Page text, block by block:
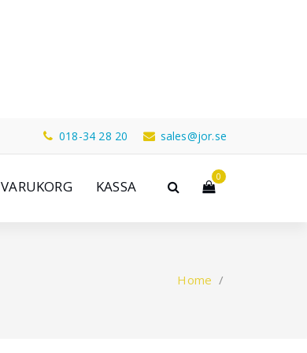
sales@jor.se
018-34 28 20
VARUKORG KASSA
0
Home /